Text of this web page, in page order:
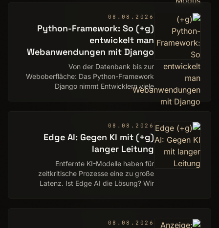
08.08.2026
(g+) Python-Framework: So
entwickelt man
Webanwendungen mit Django
Von der Datenbank bis zur
Weboberfläche: Das Python-Framework
Django nimmt Entwicklern viele
Routineaufgaben ab. Wir zeigen, wie es
08.08.2026
(g+) Edge AI: Gegen KI mit
langer Leitung
Entfernte KI-Modelle haben für
zeitkritische Prozesse eine zu große
Latenz. Ist Edge AI die Lösung? Wir
08.08.2026